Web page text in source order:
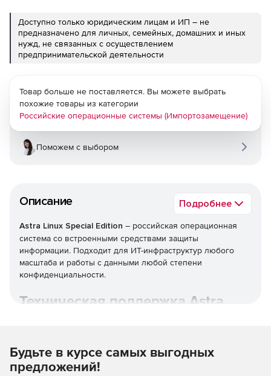
Доступно только юридическим лицам и ИП – не
предназначено для личных, семейных, домашних и иных
нужд, не связанных с осуществлением
предпринимательской деятельности
Описание Подробнее
Astra Linux Special Edition – российская операционная
система со встроенными средствами защиты
информации. Подходит для ИТ-инфраструктур любого
масштаба и работы с данными любой степени
конфиденциальности.
Техническая поддержка Astra
Товар больше не поставляется. Вы можете выбрать
похожие товары из категории
Российские операционные системы (Импортозамещение)
Поможем с выбором
Будьте в курсе самых выгодных
предложений!